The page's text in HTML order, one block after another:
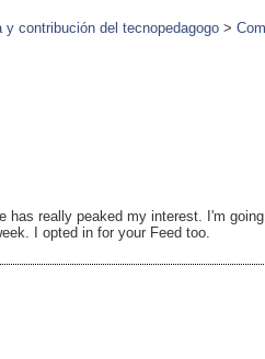
contribución del tecnopedagogo >
has really peaked my interest. I'm
I opted in for your Feed too.